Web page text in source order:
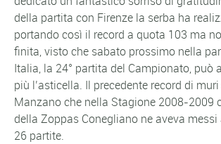
della partita con Firenze la serba ha
portando così il record a quota 103 ma
finita, visto che sabato prossimo nella
Italia, la 24° partita del Campionato, può
più l’asticella. Il precedente record di
Manzano che nella Stagione 2008-2009
della Zoppas Conegliano ne aveva
26 partite.